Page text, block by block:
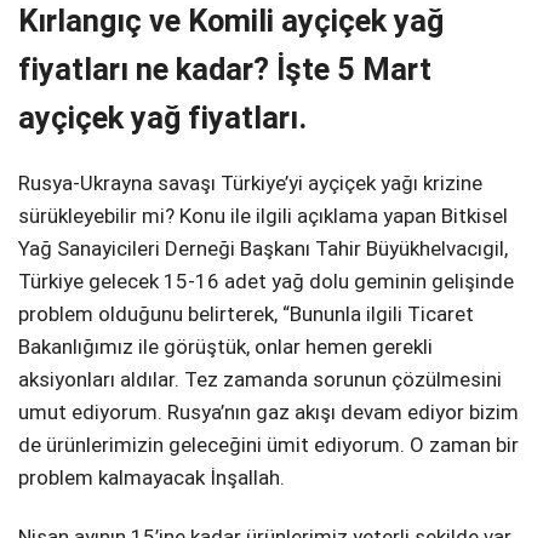
Kırlangıç ve Komili ayçiçek yağ
fiyatları ne kadar? İşte 5 Mart
ayçiçek yağ fiyatları.
Rusya-Ukrayna savaşı Türkiye’yi ayçiçek yağı krizine
sürükleyebilir mi? Konu ile ilgili açıklama yapan Bitkisel
Yağ Sanayicileri Derneği Başkanı Tahir Büyükhelvacıgil,
Türkiye gelecek 15-16 adet yağ dolu geminin gelişinde
problem olduğunu belirterek, “Bununla ilgili Ticaret
Bakanlığımız ile görüştük, onlar hemen gerekli
aksiyonları aldılar. Tez zamanda sorunun çözülmesini
umut ediyorum. Rusya’nın gaz akışı devam ediyor bizim
de ürünlerimizin geleceğini ümit ediyorum. O zaman bir
problem kalmayacak İnşallah.